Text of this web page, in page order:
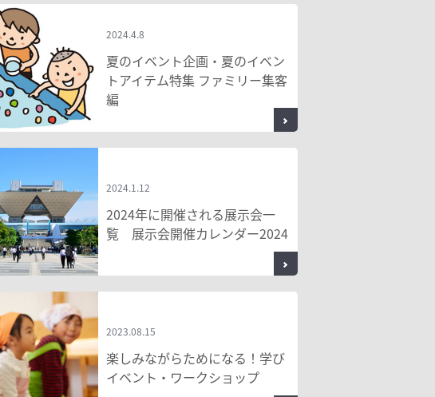
2024.4.8
夏のイベント企画・夏のイベン
トアイテム特集 ファミリー集客
編
2024.1.12
2024年に開催される展示会一
覧 展示会開催カレンダー2024
2023.08.15
楽しみながらためになる！学び
イベント・ワークショップ